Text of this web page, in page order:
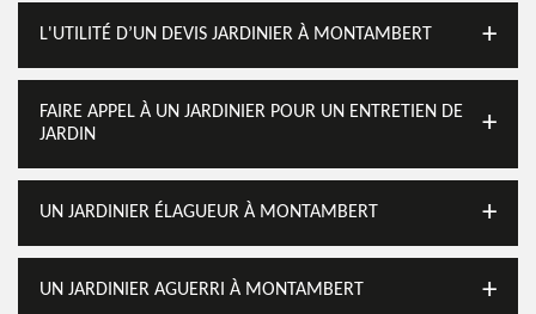
L'UTILITÉ D’UN DEVIS JARDINIER À MONTAMBERT
FAIRE APPEL À UN JARDINIER POUR UN ENTRETIEN DE
JARDIN
UN JARDINIER ÉLAGUEUR À MONTAMBERT
UN JARDINIER AGUERRI À MONTAMBERT